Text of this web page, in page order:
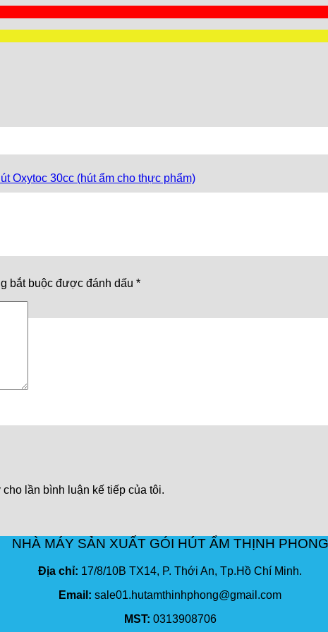
Oxytoc 30cc (hút ẩm cho thực phẩm)
bắt buộc được đánh dấu *
lần bình luận kế tiếp của tôi.
NHÀ MÁY SẢN XUẤT GÓI HÚT ẨM THỊNH PHONG
Địa chỉ: 17/8/10B TX14, P. Thới An, Tp.Hồ Chí Minh.
Email: sale01.hutamthinhphong@gmail.com
MST: 0313908706